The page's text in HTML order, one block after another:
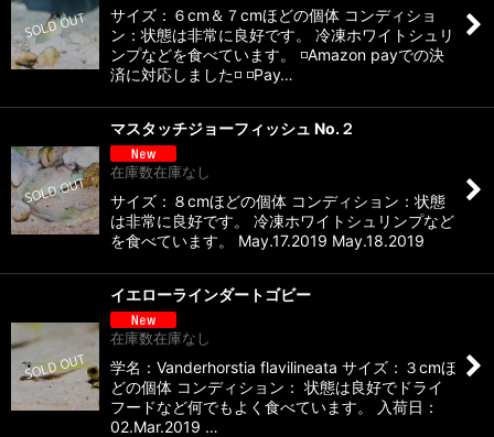
サイズ：６cm＆７cmほどの個体 コンディショ
ン：状態は非常に良好です。 冷凍ホワイトシュリ
ンプなどを食べています。 ◽️Amazon payでの決
済に対応しました◽️ ◽️Pay…
マスタッチジョーフィッシュ No.２
在庫数在庫なし
サイズ：８cmほどの個体 コンディション：状態
は非常に良好です。 冷凍ホワイトシュリンプなど
を食べています。 May.17.2019 May.18.2019
イエローラインダートゴビー
在庫数在庫なし
学名：Vanderhorstia flavilineata サイズ：３cmほ
どの個体 コンディション： 状態は良好でドライ
フードなど何でもよく食べています。 入荷日：
02.Mar.2019 …